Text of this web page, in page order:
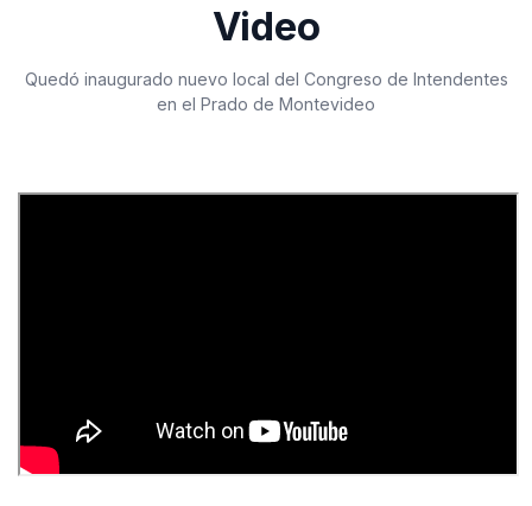
Video
Quedó inaugurado nuevo local del Congreso de Intendentes
en el Prado de Montevideo